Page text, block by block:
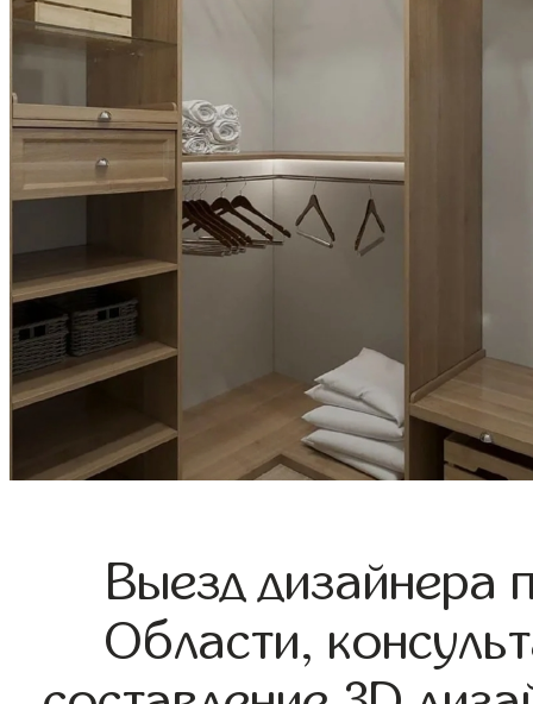
Выезд дизайнера
Области,